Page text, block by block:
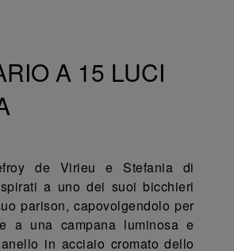
A 15 LUCI
de Virieu e Stefania di
a uno dei suoi bicchieri
parison, capovolgendolo per
a una campana luminosa e
in acciaio cromato dello